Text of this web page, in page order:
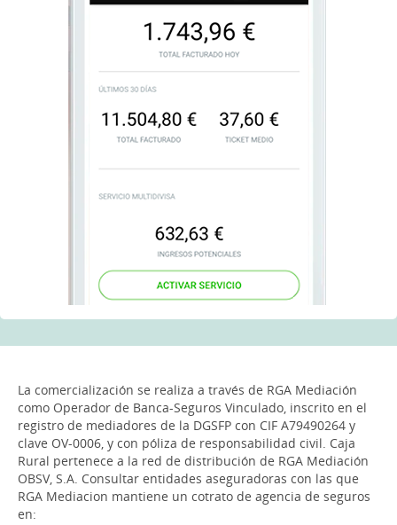
La comercialización se realiza a través de RGA Mediación
como Operador de Banca-Seguros Vinculado, inscrito en el
registro de mediadores de la DGSFP con CIF A79490264 y
clave OV-0006, y con póliza de responsabilidad civil. Caja
Rural pertenece a la red de distribución de RGA Mediación
OBSV, S.A. Consultar entidades aseguradoras con las que
RGA Mediacion mantiene un cotrato de agencia de seguros
en: